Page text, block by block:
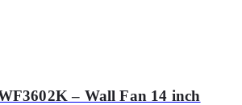
– Wall Fan 14 inch